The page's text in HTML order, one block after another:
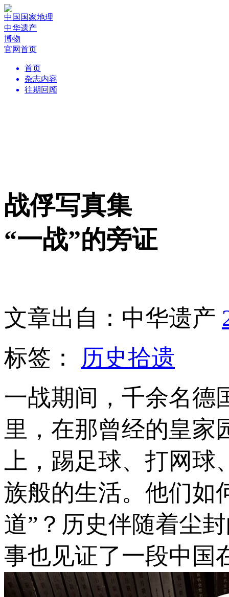
中国国家地理
中华遗产
博物
官网首页
首页
杂志内容
往期回顾
战俘写真集
“一战”的旁证
文章出自：中华遗产
标签： 历史拾遗
一战期间，千余名德
里，在那曾经的皇家
上，踢足球、打网
族般的生活。他们如
道”？历史伴随着尘
事也见证了一段中国